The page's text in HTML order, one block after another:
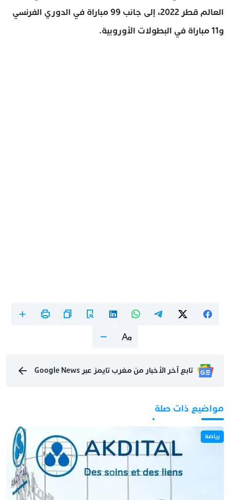
العالم قطر 2022، إلى جانب 99 مباراة في الدوري الفرنسي
و11 مباراة في البطولات الأوروبية.
تابع آخر الأخبار من مغرب تايمز عبر Google News
مواضيع ذات صلة
رياضة